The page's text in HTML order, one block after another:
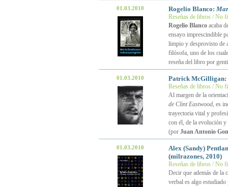
01.03.2010 Rogelio Blanco:
Reseñas de libros / No
Rogelio Blancoacaba
ensayo imprescindible
limpio y desprovisto de
filósofa, uno de los
reseña del libro por
01.03.2010 Patrick McGilligan:
Reseñas de libros / No
Al margen de la
de Clint Eastwood, es
trayectoria vital y
con él, de la evolución
(por Juan Antonio
01.03.2010
Alex (Sandy)
(milrazones, 2010)
Reseñas de libros / No
Decir que además de la
verbal es algo